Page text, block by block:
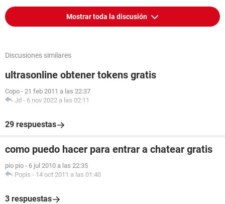
Mostrar toda la discusión
Discusiones similares
ultrasonline obtener tokens gratis
Copo - 21 feb 2011 a las 22:37
Jd - 6 nov 2022 a las 02:11
29 respuestas
como puedo hacer para entrar a chatear gratis
pio pio - 6 jul 2010 a las 22:35
Popis - 14 oct 2011 a las 01:40
3 respuestas